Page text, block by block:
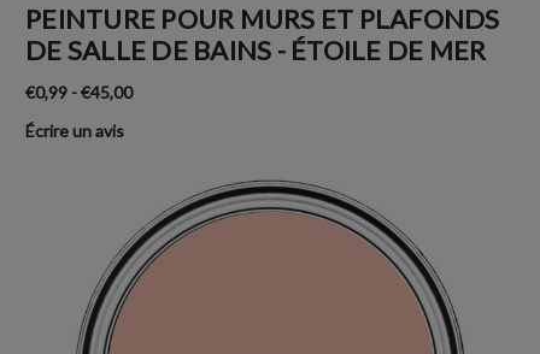
PEINTURE POUR MURS ET PLAFONDS
DE SALLE DE BAINS - ÉTOILE DE MER
€0,99 - €45,00
Écrire un avis